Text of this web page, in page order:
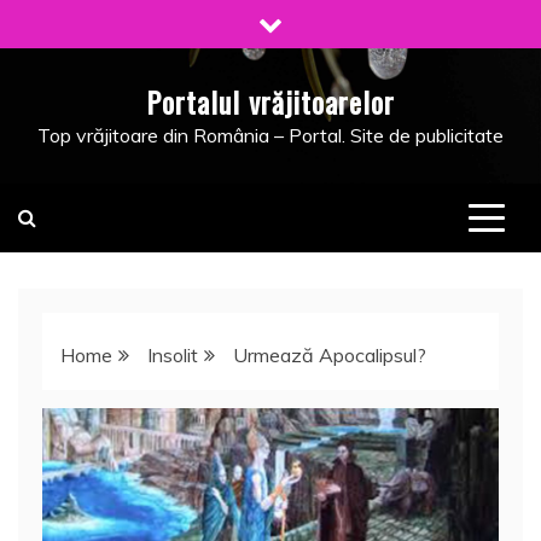
to
Portalul vrăjitoarelor
Top vrăjitoare din România – Portal. Site de publicitate
Home Insolit Urmează Apocalipsul?